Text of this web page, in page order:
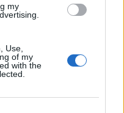
my
Use,
of my
with the